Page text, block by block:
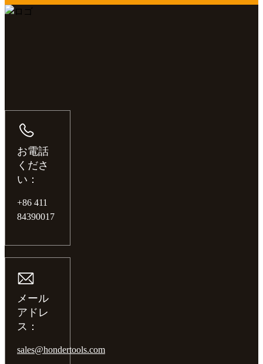
お電話
くださ
い：
+86 411
84390017
メール
アドレ
ス：
sales@hondertools.com